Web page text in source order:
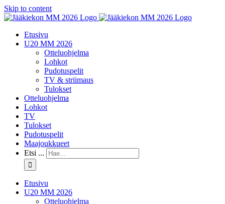
Skip to content
Etusivu
U20 MM 2026
Otteluohjelma
Lohkot
Pudotuspelit
TV & striimaus
Tulokset
Otteluohjelma
Lohkot
TV
Tulokset
Pudotuspelit
Maajoukkueet
Etsi ...
Etusivu
U20 MM 2026
Otteluohjelma